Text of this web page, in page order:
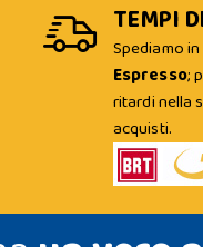
TEMPI
Spediamo
Espresso;
ritardi nella
acquisti.